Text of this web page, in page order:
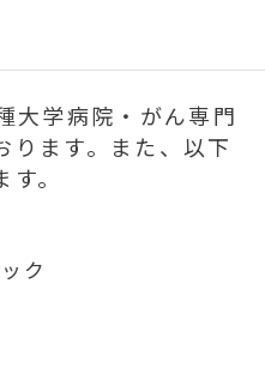
大学病院・がん専門
ります。また、以下
。
ク